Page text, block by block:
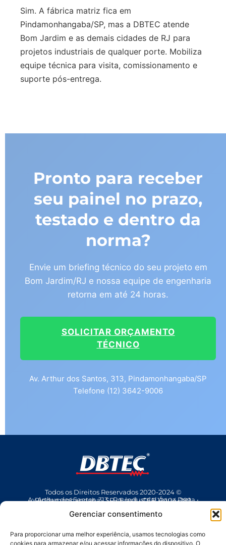
Gerenciar consentimento
Para proporcionar uma melhor experiência, usamos tecnologias como
cookies para armazenar e/ou acessar informações do dispositivo. O
Sim. A fábrica matriz fica em
Pindamonhangaba/SP, mas a DBTEC atende
Bom Jardim e as demais cidades de RJ para
projetos industriais de qualquer porte. Mobiliza
equipe técnica para visita, comissionamento e
suporte pós-entrega.
Pronto para receber
seu painel no prazo,
testado e dentro da
norma?
Envie um briefing técnico do seu projeto em
Bom Jardim/RJ e nossa equipe de engenharia
retorna em até 24 horas.
SOLICITAR ORÇAMENTO
TÉCNICO
Av. Arthur dos Santos, 313, Pindamonhangaba/SP
Telefone (12) 3642-9006
Todos os Direitos Reservados 2020-2024 ©
Av Arthur dos Santos, 313 • Pq. Industrial Água Preta • Pindamonhangaba • SP • Brasil • CEP 12404-289